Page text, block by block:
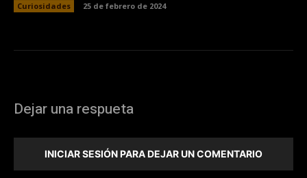
Curiosidades 25 de febrero de 2024
Dejar una respueta
INICIAR SESIÓN PARA DEJAR UN COMENTARIO